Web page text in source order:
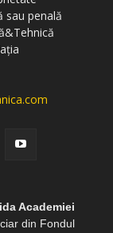
sau penală
Academiei
din Fondul